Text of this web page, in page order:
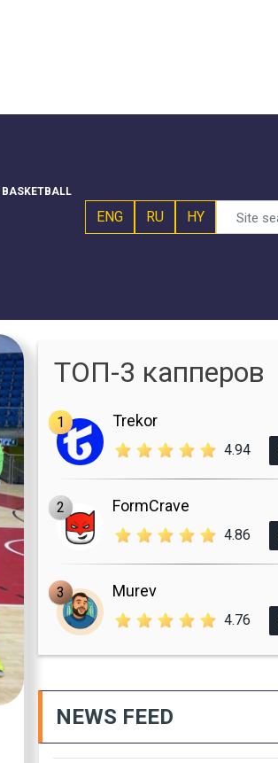
BASKETBALL
ENG RU HY
ТОП-3 капперов
1 Trekor
4.94
2 FormCrave
4.86
3 Murev
4.76
NEWS FEED